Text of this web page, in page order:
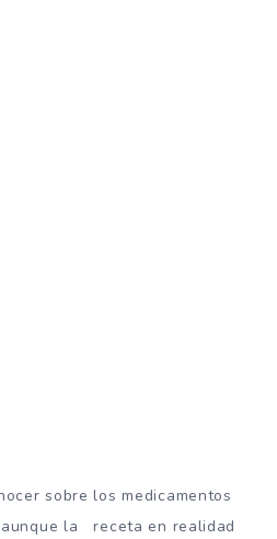
sobre los medicamentos
aunque la receta en realidad